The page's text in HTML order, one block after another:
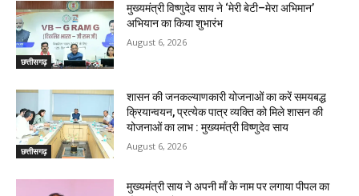
छत्तीसगढ़
मुख्यमंत्री विष्णुदेव साय ने ‘मेरी बेटी–मेरा अभिमान’
अभियान का किया शुभारंभ
August 6, 2026
छत्तीसगढ़
शासन की जनकल्याणकारी योजनाओं का करें समयबद्ध
क्रियान्वयन, प्रत्येक पात्र व्यक्ति को मिले शासन की
योजनाओं का लाभ : मुख्यमंत्री विष्णुदेव साय
August 6, 2026
मुख्यमंत्री साय ने अपनी माँ के नाम पर लगाया पीपल का